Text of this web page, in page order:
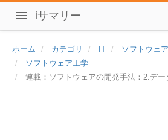
iサマリー
ホーム カテゴリ IT
ソフトウェ
ソフトウェア工学
連載：ソフトウェアの開発手法：2.デ